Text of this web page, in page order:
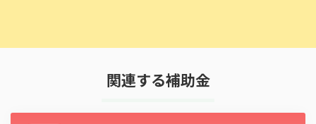
関連する補助金